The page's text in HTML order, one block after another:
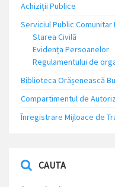
Achiziții Publice
Serviciul Public
Starea Civilă
Evidența Persoanelor
Regulamentului de
Biblioteca Orășenească
Compartimentul de
Înregistrare Mijloace de
CAUTA